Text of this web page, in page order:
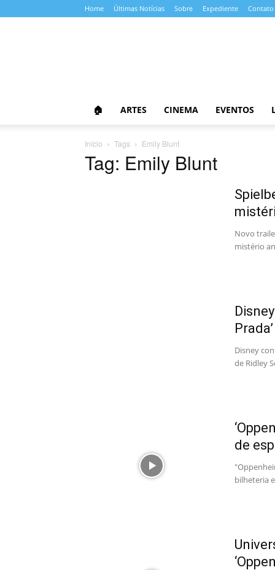
Home Últimas Notícias Sobre Expediente Contato
🏠 ARTES CINEMA EVENTOS
Início Tags Emily Blunt
Tag: Emily Blunt
Novo
mistério
Disney
de Ridley
de
bilheteria